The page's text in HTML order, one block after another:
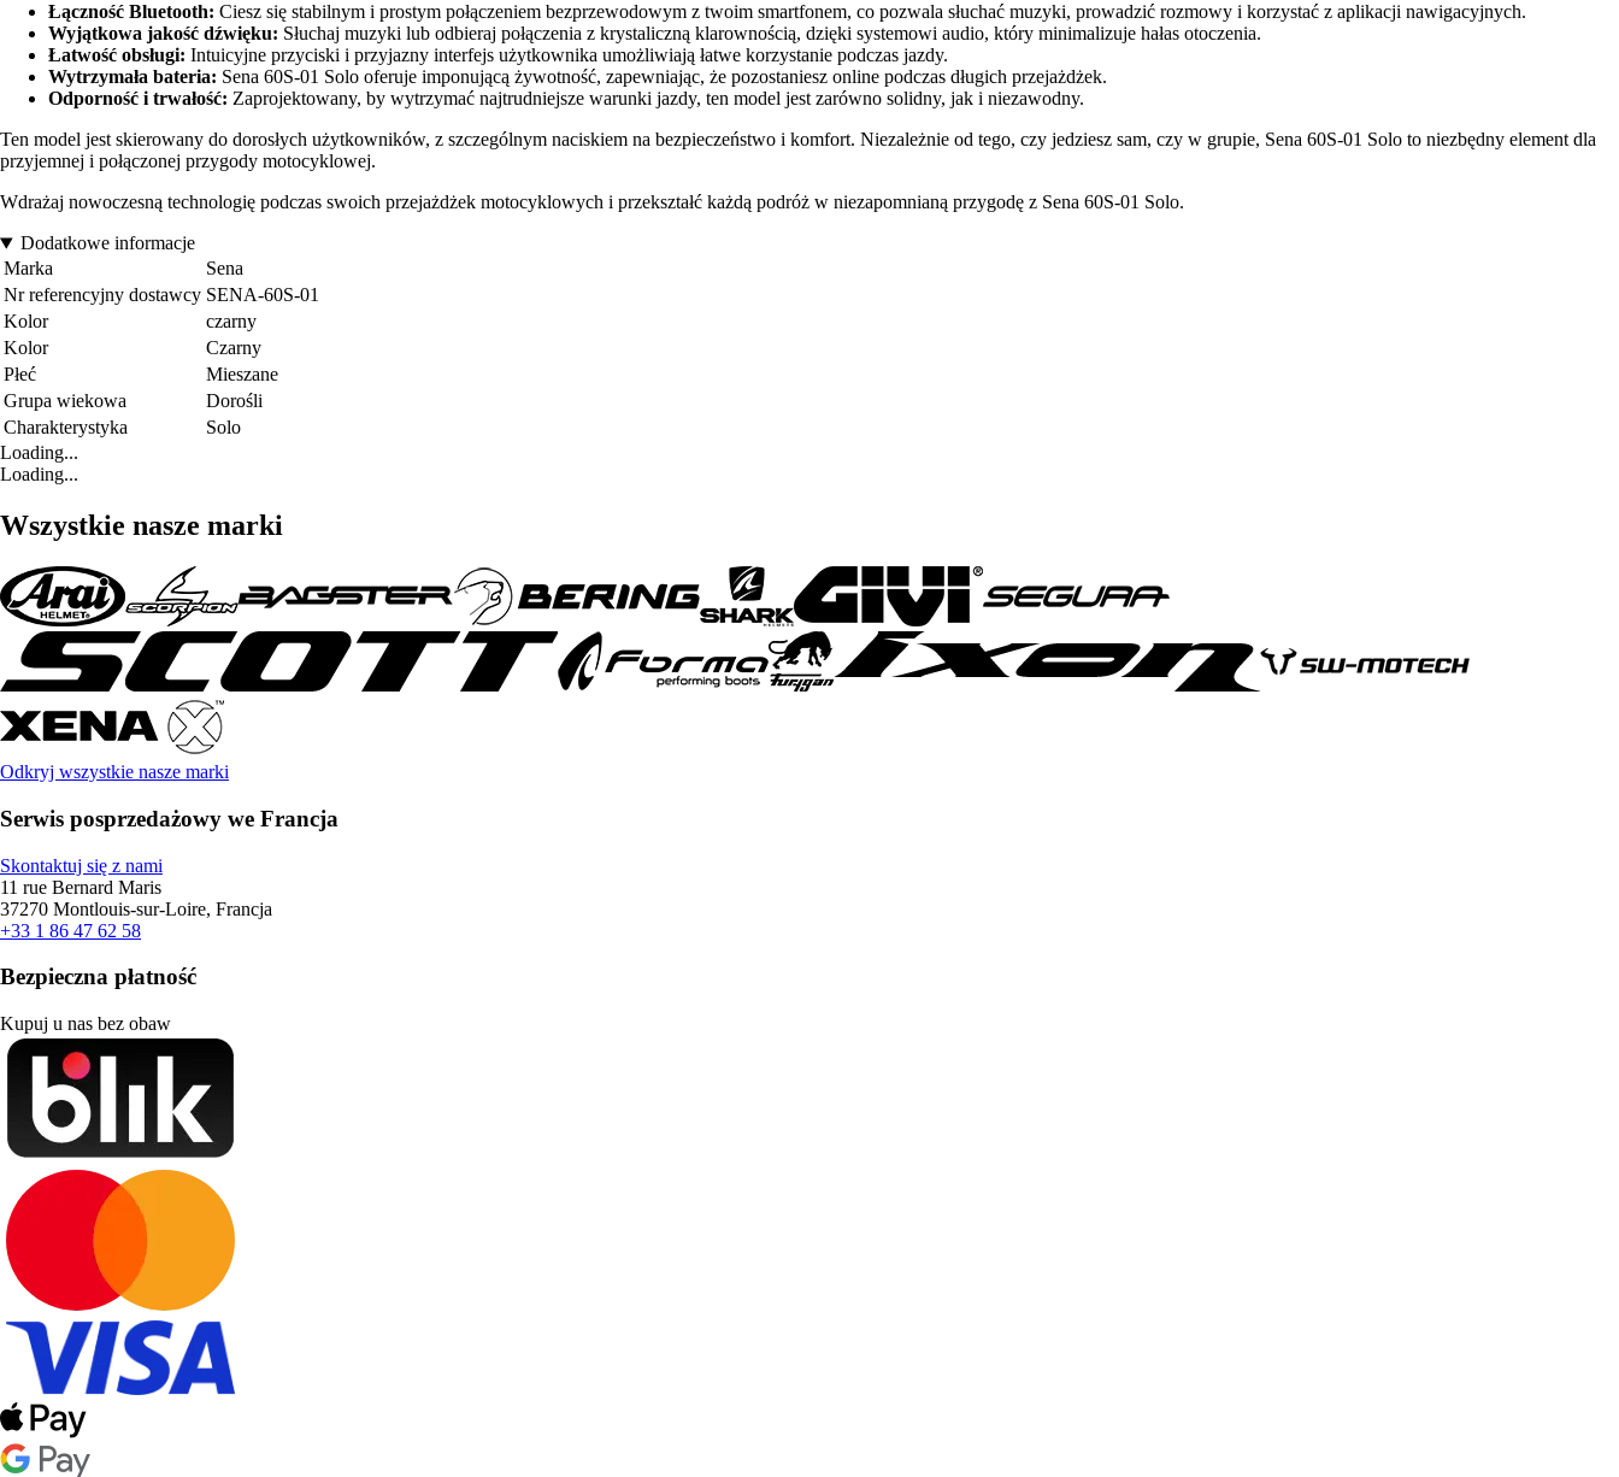
Łączność Bluetooth: Ciesz się stabilnym i prostym połączeniem bezprzewodowym z twoim smartfonem, co pozwala słuchać muzyki, prowadzić rozmowy i korzystać z aplikacji nawigacyjnych.
Wyjątkowa jakość dźwięku: Słuchaj muzyki lub odbieraj połączenia z krystaliczną klarownością, dzięki systemowi audio, który minimalizuje hałas otoczenia.
Łatwość obsługi: Intuicyjne przyciski i przyjazny interfejs użytkownika umożliwiają łatwe korzystanie podczas jazdy.
Wytrzymała bateria: Sena 60S-01 Solo oferuje imponującą żywotność, zapewniając, że pozostaniesz online podczas długich przejażdżek.
Odporność i trwałość: Zaprojektowany, by wytrzymać najtrudniejsze warunki jazdy, ten model jest zarówno solidny, jak i niezawodny.
Ten model jest skierowany do dorosłych użytkowników, z szczególnym naciskiem na bezpieczeństwo i komfort. Niezależnie od tego, czy jedziesz sam, czy w grupie, Sena 60S-01 Solo to niezbędny element dla
przyjemnej i połączonej przygody motocyklowej.
Wdrażaj nowoczesną technologię podczas swoich przejażdżek motocyklowych i przekształć każdą podróż w niezapomnianą przygodę z Sena 60S-01 Solo.
Dodatkowe informacje
Marka
Sena
Nr referencyjny dostawcy SENA-60S-01
Kolor
czarny
Kolor
Czarny
Płeć
Mieszane
Grupa wiekowa
Dorośli
Charakterystyka
Solo
Loading...
Loading...
Wszystkie nasze marki
Odkryj wszystkie nasze marki
Serwis posprzedażowy we Francja
Skontaktuj się z nami
11 rue Bernard Maris
37270 Montlouis-sur-Loire, Francja
+33 1 86 47 62 58
Bezpieczna płatność
Kupuj u nas bez obaw